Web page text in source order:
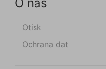
O nás
Otisk
Ochrana dat